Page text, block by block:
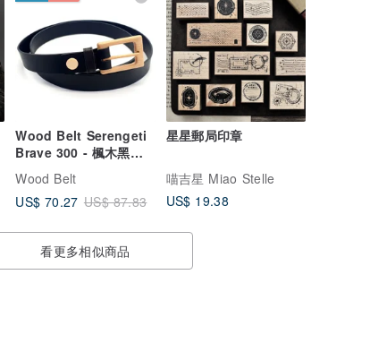
Wood Belt Serengeti
Brave 300 - 楓木黑色
絨面皮革皮帶
Wood Belt
US$ 70.27 US$ 87.83
星星郵局印章
喵吉星 Miao Stelle
US$ 19.38
看更多相似商品